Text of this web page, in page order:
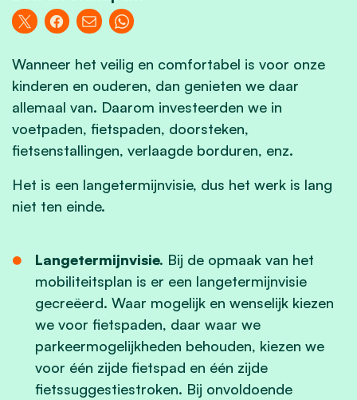
Wanneer het veilig en comfortabel is voor onze
kinderen en ouderen, dan genieten we daar
allemaal van. Daarom investeerden we in
voetpaden, fietspaden, doorsteken,
fietsenstallingen, verlaagde borduren, enz.
Het is een langetermijnvisie, dus het werk is lang
niet ten einde.
Langetermijnvisie. Bij de opmaak van het
mobiliteitsplan is er een langetermijnvisie
gecreëerd. Waar mogelijk en wenselijk kiezen
we voor fietspaden, daar waar we
parkeermogelijkheden behouden, kiezen we
voor één zijde fietspad en één zijde
fietssuggestiestroken. Bij onvoldoende